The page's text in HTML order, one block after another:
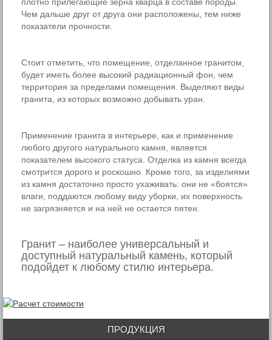
Чем дальше друг от друга они расположены, тем ниже
показатели прочности.
Стоит отметить, что помещение, отделанное гранитом,
будет иметь более высокий радиационный фон, чем
территория за пределами помещения. Выделяют виды
гранита, из которых возможно добывать уран.
Применение гранита в интерьере, как и применение
любого другого натурального камня, является
показателем высокого статуса. Отделка из камня всегда
смотрится дорого и роскошно. Кроме того, за изделиями
из камня достаточно просто ухаживать: они не «боятся»
влаги, поддаются любому виду уборки, их поверхность
не загрязняется и на ней не остается пятен.
Гранит – наиболее универсальный и
доступный натуральный камень, который
подойдет к любому стилю интерьера.
ПРОДУКЦИЯ